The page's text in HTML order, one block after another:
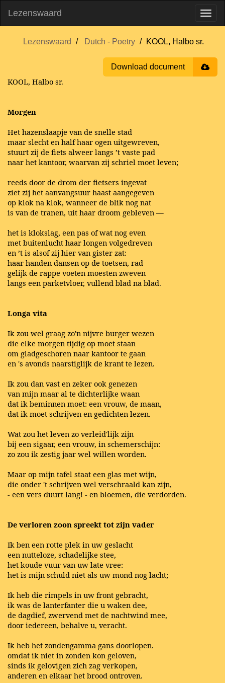
Lezenswaard
Lezenswaard Dutch - Poetry KOOL, Halbo sr.
Download document
KOOL, Halbo sr.
Morgen
Het hazenslaapje van de snelle stad
maar slecht en half haar ogen uitgewreven,
stuurt zij de fiets alweer langs ’t vaste pad
naar het kantoor, waarvan zij schriel moet leven;
reeds door de drom der fietsers ingevat
ziet zij het aanvangsuur haast aangegeven
op klok na klok, wanneer de blik nog nat
is van de tranen, uit haar droom gebleven —
het is klokslag, een pas of wat nog even
met buitenlucht haar longen volgedreven
en ’t is alsof zij hier van gister zat:
haar handen dansen op de toetsen, rad
gelijk de rappe voeten moesten zweven
langs een parketvloer, vullend blad na blad.
Longa vita
Ik zou wel graag zo'n nijvre burger wezen
die elke morgen tijdig op moet staan
om gladgeschoren naar kantoor te gaan
en 's avonds naarstiglijk de krant te lezen.
Ik zou dan vast en zeker ook genezen
van mijn maar al te dichterlijke waan
dat ik beminnen moet: een vrouw, de maan,
dat ik moet schrijven en gedichten lezen.
Wat zou het leven zo verleid'lijk zijn
bij een sigaar, een vrouw, in schemerschijn:
zo zou ik zestig jaar wel willen worden.
Maar op mijn tafel staat een glas met wijn,
die onder 't schrijven wel verschraald kan zijn,
- een vers duurt lang! - en bloemen, die verdorden.
De verloren zoon spreekt tot zijn vader
Ik ben een rotte plek in uw geslacht
een nutteloze, schadelijke stee,
het koude vuur van uw late vree:
het is mijn schuld niet als uw mond nog lacht;
Ik heb die rimpels in uw front gebracht,
ik was de lanterfanter die u waken dee,
de dagdief, zwervend met de nachtwind mee,
door iedereen, behalve u, veracht.
Ik heb het zondengamma gans doorlopen.
omdat ik niet in zonden kon geloven,
sinds ik gelovigen zich zag verkopen,
anderen en elkaar het brood ontroven.